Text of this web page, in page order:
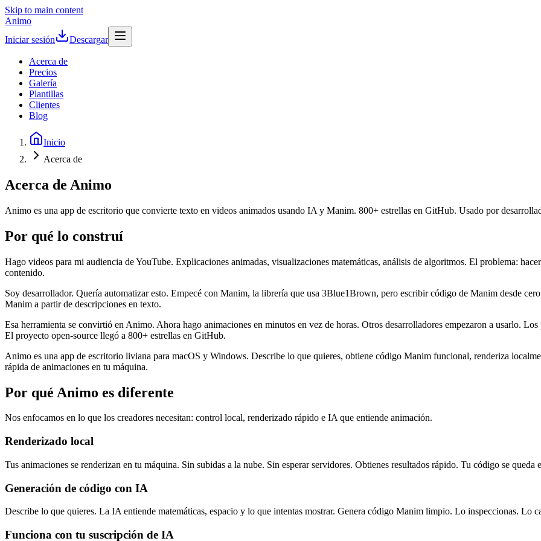
Skip to main content
Animo
Iniciar sesión
Descargar
Acerca de
Precios
Galería
Plantillas
Clientes
Blog
Inicio
Acerca de
Acerca de Animo
Animo es una app de escritorio que convierte texto en videos animados usando IA y Manim. 800+ estrellas en GitHub. Usado por
Por qué lo construí
Hago videos para mi audiencia de YouTube. Explicaciones animadas, visualizaciones matemáticas, análisis de algoritmos. El problema:
contenido.
Soy desarrollador. Quería automatizar esto. Empecé con Manim, la librería que usa 3Blue1Brown, pero escribir código de Manim desde
Manim a partir de descripciones en texto.
Esa herramienta se convirtió en Animo. Ahora hago animaciones en minutos en vez de horas. Otros desarrolladores empezaron a usarlo.
El proyecto open-source llegó a 800+ estrellas en GitHub.
Animo es una app de escritorio liviana para macOS y Windows. Describe lo que quieres, obtiene código Manim funcional, renderiza
rápida de animaciones en tu máquina.
Por qué Animo es diferente
Nos enfocamos en lo que los creadores necesitan: control local, renderizado rápido e IA que entiende animación.
Renderizado local
Tus animaciones se renderizan en tu máquina. Sin subidas a la nube. Sin esperar servidores. Obtienes resultados rápido. Tu código se queda
Generación de código con IA
Describe lo que quieres. La IA entiende matemáticas, espacio y lo que intentas mostrar. Genera código Manim limpio. Lo inspeccionas. Lo
Funciona con tu suscripción de IA